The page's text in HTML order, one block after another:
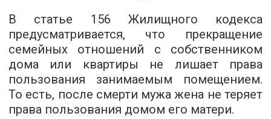
В статье 156 Жилищного кодекса
предусматривается, что прекращение
семейных отношений с собственником
дома или квартиры не лишает права
пользования занимаемым помещением.
То есть, после смерти мужа жена не теряет
права пользования домом его матери.